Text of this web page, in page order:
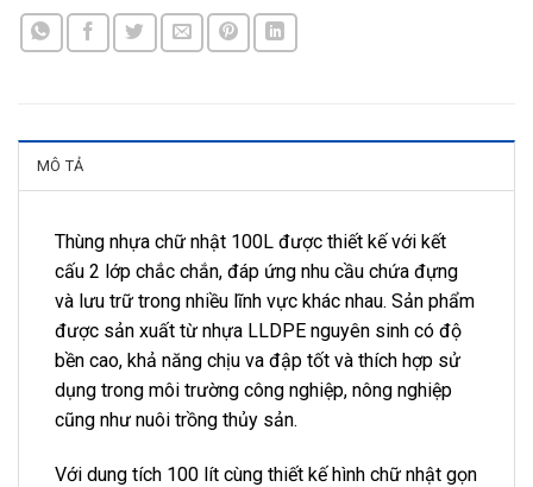
MÔ TẢ
Thùng nhựa chữ nhật 100L được thiết kế với kết
cấu 2 lớp chắc chắn, đáp ứng nhu cầu chứa đựng
và lưu trữ trong nhiều lĩnh vực khác nhau. Sản phẩm
được sản xuất từ nhựa LLDPE nguyên sinh có độ
bền cao, khả năng chịu va đập tốt và thích hợp sử
dụng trong môi trường công nghiệp, nông nghiệp
cũng như nuôi trồng thủy sản.
Với dung tích 100 lít cùng thiết kế hình chữ nhật gọn